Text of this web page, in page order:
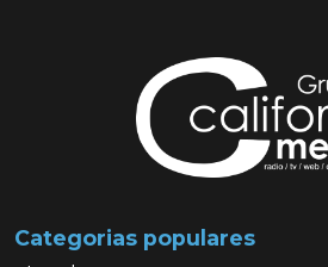
Categorias populares